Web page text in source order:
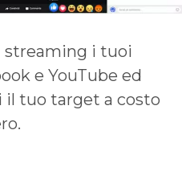
streaming i tuoi
e YouTube ed
il tuo target a costo